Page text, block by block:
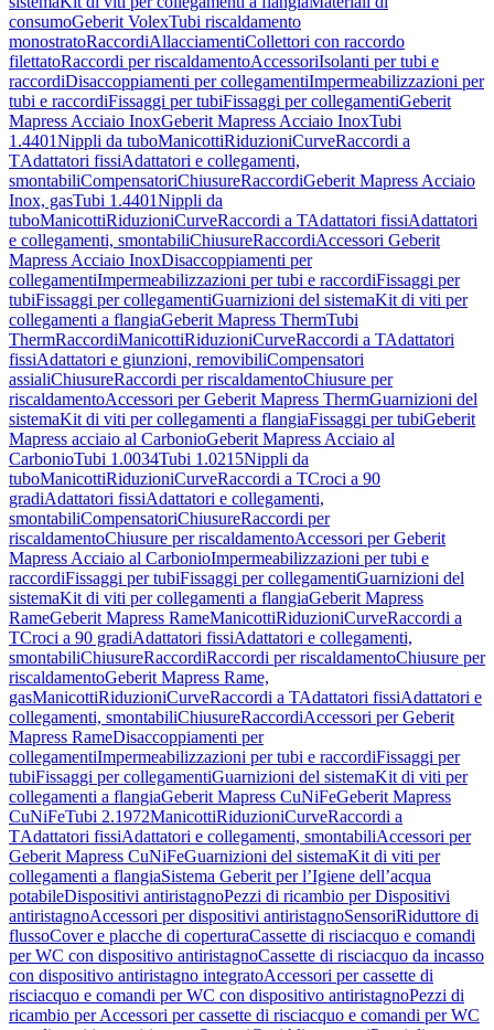
consumoGeberit VolexTubi riscaldamento
monostratoRaccordiAllacciamentiCollettori con raccordo
filettatoRaccordi per riscaldamentoAccessoriIsolanti per tubi e
raccordiDisaccoppiamenti per collegamentiImpermeabilizzazioni per
tubi e raccordiFissaggi per tubiFissaggi per collegamentiGeberit
Mapress Acciaio InoxGeberit Mapress Acciaio InoxTubi
1.4401Nippli da tuboManicottiRiduzioniCurveRaccordi a
TAdattatori fissiAdattatori e collegamenti,
smontabiliCompensatoriChiusureRaccordiGeberit Mapress Acciaio
Inox, gasTubi 1.4401Nippli da
tuboManicottiRiduzioniCurveRaccordi a TAdattatori fissiAdattatori
e collegamenti, smontabiliChiusureRaccordiAccessori Geberit
Mapress Acciaio InoxDisaccoppiamenti per
collegamentiImpermeabilizzazioni per tubi e raccordiFissaggi per
tubiFissaggi per collegamentiGuarnizioni del sistemaKit di viti per
collegamenti a flangiaGeberit Mapress ThermTubi
ThermRaccordiManicottiRiduzioniCurveRaccordi a TAdattatori
fissiAdattatori e giunzioni, removibiliCompensatori
assialiChiusureRaccordi per riscaldamentoChiusure per
riscaldamentoAccessori per Geberit Mapress ThermGuarnizioni del
sistemaKit di viti per collegamenti a flangiaFissaggi per tubiGeberit
Mapress acciaio al CarbonioGeberit Mapress Acciaio al
CarbonioTubi 1.0034Tubi 1.0215Nippli da
tuboManicottiRiduzioniCurveRaccordi a TCroci a 90
gradiAdattatori fissiAdattatori e collegamenti,
smontabiliCompensatoriChiusureRaccordi per
riscaldamentoChiusure per riscaldamentoAccessori per Geberit
Mapress Acciaio al CarbonioImpermeabilizzazioni per tubi e
raccordiFissaggi per tubiFissaggi per collegamentiGuarnizioni del
sistemaKit di viti per collegamenti a flangiaGeberit Mapress
RameGeberit Mapress RameManicottiRiduzioniCurveRaccordi a
TCroci a 90 gradiAdattatori fissiAdattatori e collegamenti,
smontabiliChiusureRaccordiRaccordi per riscaldamentoChiusure per
riscaldamentoGeberit Mapress Rame,
gasManicottiRiduzioniCurveRaccordi a TAdattatori fissiAdattatori e
collegamenti, smontabiliChiusureRaccordiAccessori per Geberit
Mapress RameDisaccoppiamenti per
collegamentiImpermeabilizzazioni per tubi e raccordiFissaggi per
tubiFissaggi per collegamentiGuarnizioni del sistemaKit di viti per
collegamenti a flangiaGeberit Mapress CuNiFeGeberit Mapress
CuNiFeTubi 2.1972ManicottiRiduzioniCurveRaccordi a
TAdattatori fissiAdattatori e collegamenti, smontabiliAccessori per
Geberit Mapress CuNiFeGuarnizioni del sistemaKit di viti per
collegamenti a flangiaSistema Geberit per l’Igiene dell’acqua
potabileDispositivi antiristagnoPezzi di ricambio per Dispositivi
antiristagnoAccessori per dispositivi antiristagnoSensoriRiduttore di
flussoCover e placche di coperturaCassette di risciacquo e comandi
per WC con dispositivo antiristagnoCassette di risciacquo da incasso
con dispositivo antiristagno integratoAccessori per cassette di
risciacquo e comandi per WC con dispositivo antiristagnoPezzi di
ricambio per Accessori per cassette di risciacquo e comandi per WC